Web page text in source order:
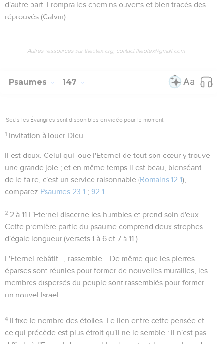
d'autre part il rompra les chemins ouverts et bien tracés des
réprouvés (Calvin).
Autres ressources sur theotex.org, contact theotex@gmail.com
Psaumes 147
Seuls les Évangiles sont disponibles en vidéo pour le moment.
1 Invitation à louer Dieu.
Il est doux . Celui qui loue l'Eternel de tout son cœur y trouve
une grande joie ; et en même temps il est beau , bienséant
de le faire, c'est un service raisonnable (Romains 12.1),
comparez Psaumes 23.1 ; 92.1
2 2 à 11 L'Eternel discerne les humbles et prend soin d'eux.
Cette première partie du psaume comprend deux strophes
d'égale longueur (versets 1 à 6 et 7 à 11 ).
L'Eternel rebâtit..., rassemble...
De même que les pierres
éparses sont réunies pour former de nouvelles murailles, les
membres dispersés du peuple sont rassemblés pour former
un nouvel Israël.
4 Il fixe le nombre des étoiles . Le lien entre cette pensée et
ce qui précède est plus étroit qu'il ne le semble : il n'est pas